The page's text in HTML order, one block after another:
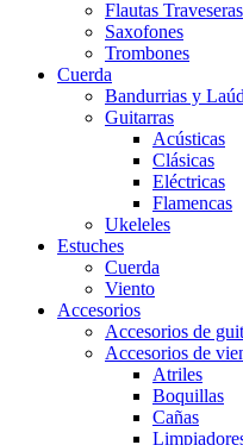
Flautas Traveseras
Saxofones
Trombones
Cuerda
Bandurrias y
Guitarras
Acústicas
Clásicas
Eléctricas
Flamencas
Ukeleles
Estuches
Cuerda
Viento
Accesorios
Accesorios de
Accesorios de
Atriles
Boquillas
Cañas